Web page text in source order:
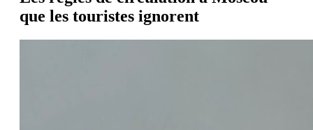
que les touristes ignorent